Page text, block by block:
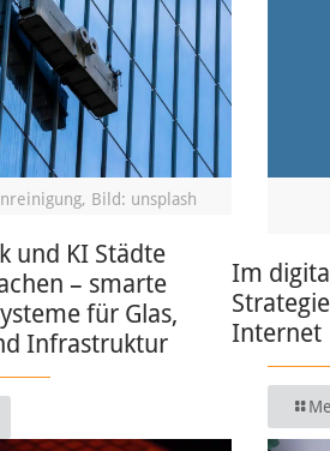
Bild: unsplash
und KI Städte
– smarte
für Glas,
Infrastruktur
Im
Internet